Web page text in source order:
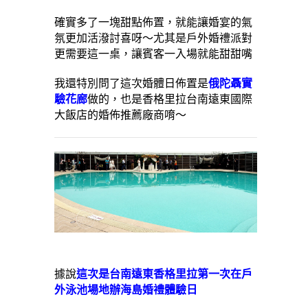
確實多了一塊甜點佈置，就能讓婚宴的氣
氛更加活潑討喜呀～尤其是戶外婚禮派對
更需要這一桌，讓賓客一入場就能甜甜嘴
我還特別問了這次婚體日佈置是俄陀聶實
驗花廊做的，也是香格里拉台南遠東國際
大飯店的婚佈推薦廠商唷～
據說這次是台南遠東香格里拉第一次在戶
外泳池場地辦海島婚禮體驗日